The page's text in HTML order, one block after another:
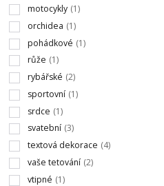
motocykly (1)
orchidea (1)
pohádkové (1)
růže (1)
rybářské (2)
sportovní (1)
srdce (1)
svatební (3)
textová dekorace (4)
vaše tetování (2)
vtipné (1)